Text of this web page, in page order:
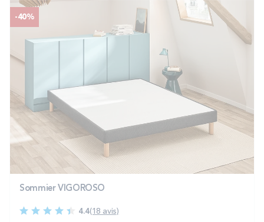
-40%
Sommier VIGOROSO
4.4(18 avis)